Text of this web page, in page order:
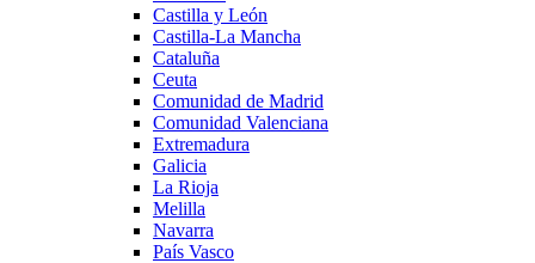
Castilla y León
Castilla-La Mancha
Cataluña
Ceuta
Comunidad de Madrid
Comunidad Valenciana
Extremadura
Galicia
La Rioja
Melilla
Navarra
País Vasco